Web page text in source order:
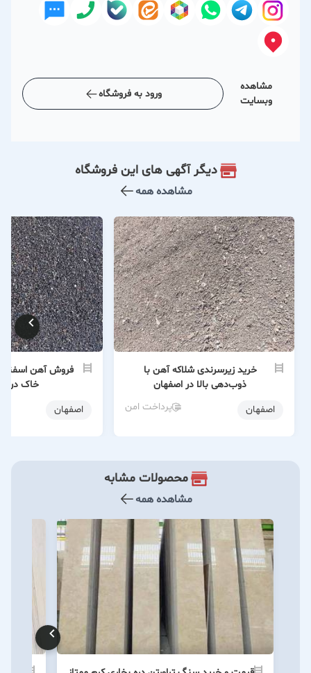
مشاهده
وبسایت
ورود به فروشگاه
دیگر آگهی های این فروشگاه
مشاهده همه
خرید زیرسرندی شلاکه آهن با
ذوب‌دهی بالا در اصفهان
اصفهان
پرداخت امن
فروش آهن
خاک در
اصفهان
محصولات مشابه
مشاهده همه